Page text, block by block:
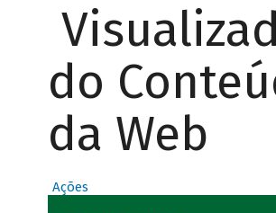
do
da Web
Ações